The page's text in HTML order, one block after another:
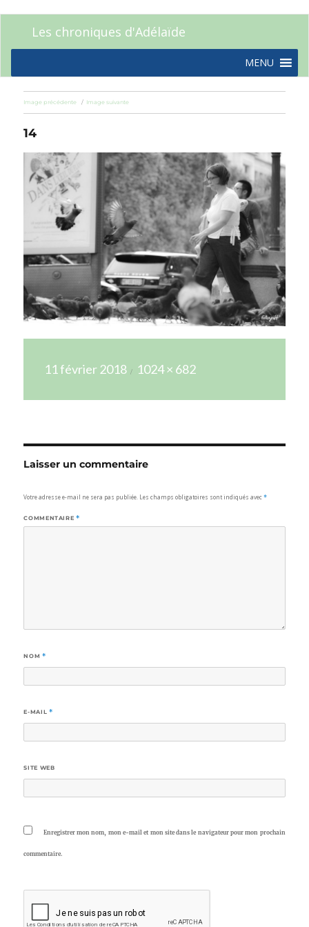
Les chroniques d'Adélaïde
MENU
Image précédente Image suivante
14
11 février 2018
réelle
1024 × 682
Laisser un commentaire
Votre adresse e-mail ne sera pas publiée. Les champs obligatoires sont indiqués avec*
COMMENTAIRE *
NOM *
E-MAIL *
SITE WEB
Enregistrer mon nom, mon e-mail et mon site dans le navigateur pour mon prochain
commentaire.